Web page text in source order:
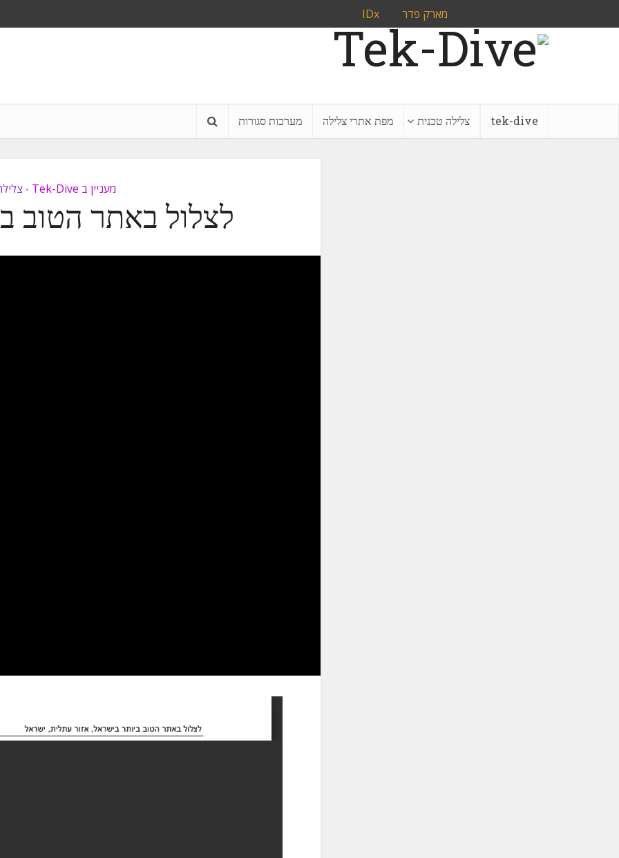
מארק פדר IDx
tek-dive צלילה טכנית מפת אתרי צלילה מערכות סגורות
מעניין ב Tek-Dive •
לצלול באתר הטוב